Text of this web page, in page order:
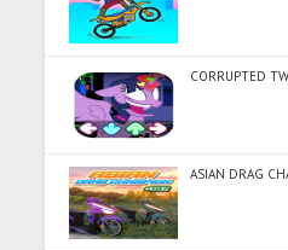
CORRUPTED
ASIAN DRAG